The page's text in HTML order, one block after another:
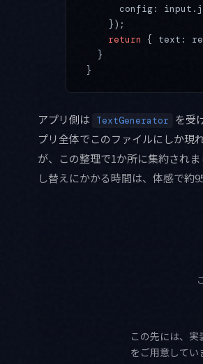
config:
    });
    return
{ text:
  }
}
アプリ側は TextGenerator を受
プリ全体でこのファイルにしか現
が、この整理で1か所に集約され
し替えにかかる時間は、体感で約
この先には、
をご用意してい